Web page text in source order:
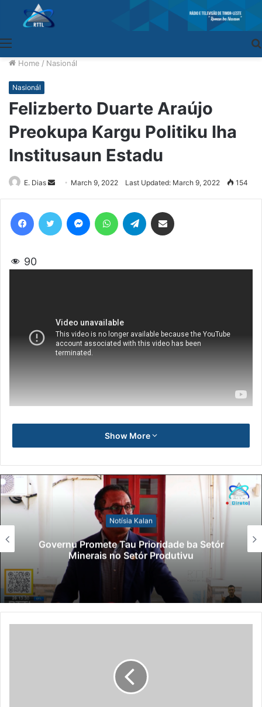
Home / Nasionál
Nasionál
Felizberto Duarte Araújo
Preokupa Kargu Politiku Iha
Institusaun Estadu
E. Dias
Send
an
March 9, 2022 Last Updated: March 9, 2022 154
90
Show More
Notísia Kalan
Governu Promete Tau Prioridade ba Setór
Minerais no Setór Produtivu